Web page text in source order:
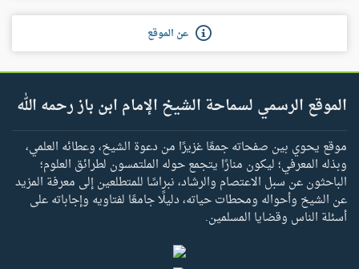
عن الموقع
الموقع الرسمي لسماحة الشيخ الإمام ابن باز رحمه الله
موقع يحوي بين صفحاته جمعًا غزيرًا من دعوة الشيخ، وعطائه العلمي،
وبذله المعرفي؛ ليكون منارًا يتجمع حوله الملتمسون لطرائق العلوم؛
الباحثون عن سبل الاعتصام والرشاد، نبراسًا للمتطلعين إلى معرفة المزيد
عن الشيخ وأحواله ومحطات حياته، دليلًا جامعًا لفتاويه وإجاباته على
أسئلة الناس وقضايا المسلمين.